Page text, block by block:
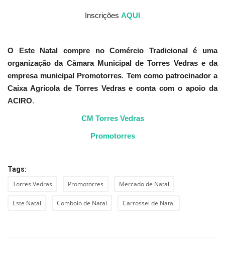
Inscrições AQUI
O
Este Natal compre no Comércio Tradicional é uma
organização da Câmara Municipal de Torres Vedras e da
empresa municipal Promotorres. Tem como patrocinador a
Caixa Agrícola de Torres Vedras e conta com o apoio da
ACIRO.
CM Torres Vedras
Promotorres
Tags:
Torres Vedras Promotorres Mercado de Natal
Este Natal Comboio de Natal Carrossel de Natal